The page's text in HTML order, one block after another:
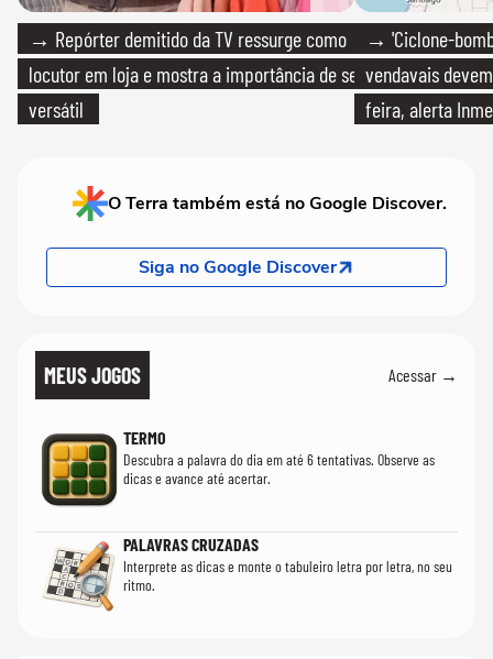
→ Repórter demitido da TV ressurge como
locutor em loja e mostra a importância de ser
versátil
→ 'Ciclone-
vendavais
feira, alerta
O Terra também está no Google Discover.
Siga no Google Discover
MEUS JOGOS Acessar →
TERMO
Descubra a palavra do dia em até 6 tentativas. Observe as
dicas e avance até acertar.
PALAVRAS CRUZADAS
Interprete as dicas e monte o tabuleiro letra por letra, no seu
ritmo.